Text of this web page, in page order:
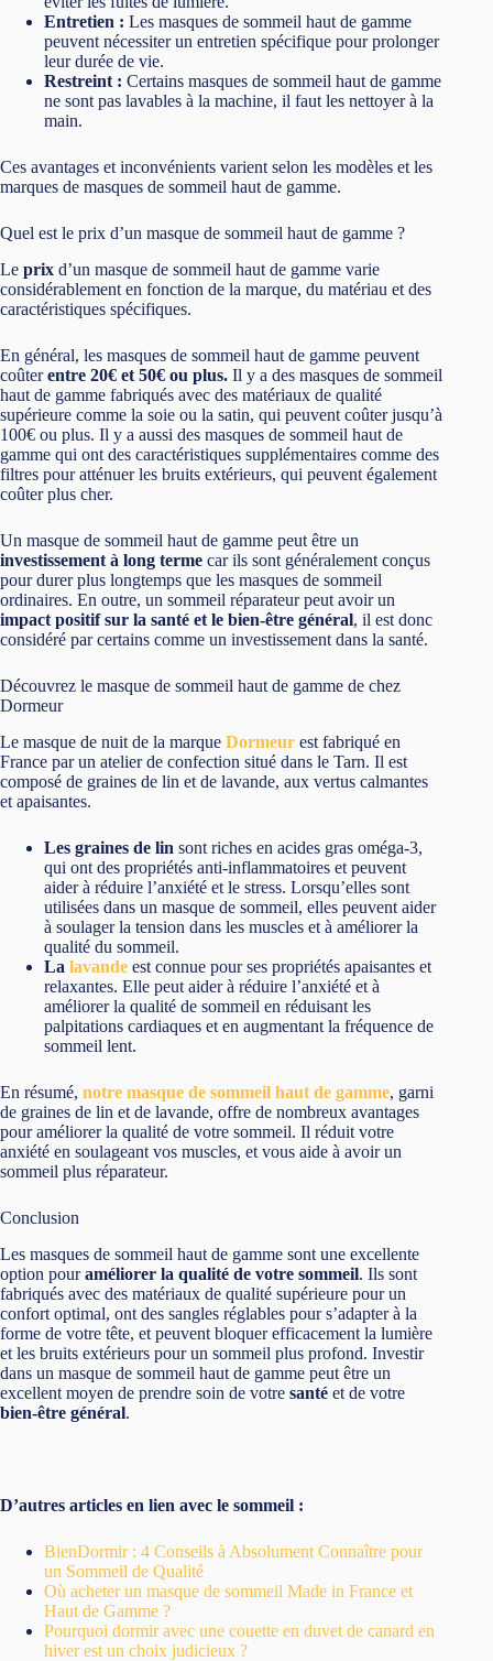
Entretien : Les masques de sommeil haut de gamme
peuvent nécessiter un entretien spécifique pour prolonger
leur durée de vie.
Restreint : Certains masques de sommeil haut de gamme
ne sont pas lavables à la machine, il faut les nettoyer à la
main.
Ces avantages et inconvénients varient selon les modèles et les
marques de masques de sommeil haut de gamme.
Quel est le prix d’un masque de sommeil haut de gamme ?
Le prix d’un masque de sommeil haut de gamme varie
considérablement en fonction de la marque, du matériau et des
caractéristiques spécifiques.
En général, les masques de sommeil haut de gamme peuvent
coûterentre 20€ et 50€ ou plus. Il y a des masques de sommeil
haut de gamme fabriqués avec des matériaux de qualité
supérieure comme la soie ou la satin, qui peuvent coûter jusqu’à
100€ ou plus. Il y a aussi des masques de sommeil haut de
gamme qui ont des caractéristiques supplémentaires comme des
filtres pour atténuer les bruits extérieurs, qui peuvent également
coûter plus cher.
Un masque de sommeil haut de gamme peut être un
investissement à long terme car ils sont généralement conçus
pour durer plus longtemps que les masques de sommeil
ordinaires. En outre, un sommeil réparateur peut avoir un
impact positif sur la santé et le bien-être général, il est donc
considéré par certains comme un investissement dans la santé.
Découvrez le masque de sommeil haut de gamme de chez
Dormeur
Le masque de nuit de la marque Dormeur est fabriqué en
France par un atelier de confection situé dans le Tarn. Il est
composé de graines de lin et de lavande, aux vertus calmantes
et apaisantes.
Les graines de lin sont riches en acides gras oméga-3,
qui ont des propriétés anti-inflammatoires et peuvent
aider à réduire l’anxiété et le stress. Lorsqu’elles sont
utilisées dans un masque de sommeil, elles peuvent aider
à soulager la tension dans les muscles et à améliorer la
qualité du sommeil.
La lavande est connue pour ses propriétés apaisantes et
relaxantes. Elle peut aider à réduire l’anxiété et à
améliorer la qualité de sommeil en réduisant les
palpitations cardiaques et en augmentant la fréquence de
sommeil lent.
En résumé, notre masque de sommeil haut de gamme, garni
de graines de lin et de lavande, offre de nombreux avantages
pour améliorer la qualité de votre sommeil. Il réduit votre
anxiété en soulageant vos muscles, et vous aide à avoir un
sommeil plus réparateur.
Conclusion
Les masques de sommeil haut de gamme sont une excellente
option pouraméliorer la qualité de votre sommeil. Ils sont
fabriqués avec des matériaux de qualité supérieure pour un
confort optimal, ont des sangles réglables pour s’adapter à la
forme de votre tête, et peuvent bloquer efficacement la lumière
et les bruits extérieurs pour un sommeil plus profond. Investir
dans un masque de sommeil haut de gamme peut être un
excellent moyen de prendre soin de votre santé et de votre
bien-être général.
D’autres articles en lien avec le sommeil :
BienDormir : 4 Conseils à Absolument Connaître pour
un Sommeil de Qualité
Où acheter un masque de sommeil Made in France et
Haut de Gamme ?
Pourquoi dormir avec une couette en duvet de canard en
hiver est un choix judicieux ?